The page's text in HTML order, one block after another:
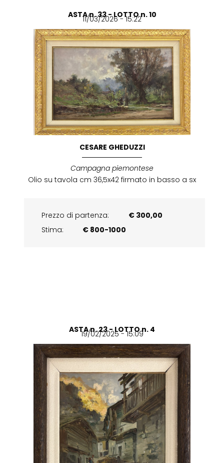
ASTA n. 33 - LOTTO n. 10
11/03/2026 - 15:22
CESARE GHEDUZZI
Campagna piemontese
Olio su tavola cm 36,5x42 firmato in basso a sx
Prezzo di partenza:
€ 300,00
Stima:
€ 800-1000
ASTA n. 23 - LOTTO n. 4
19/02/2025 - 15:09